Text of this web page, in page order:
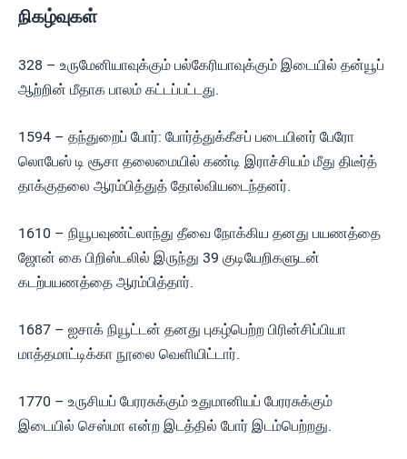
நிகழ்வுகள்
328 – உருமேனியாவுக்கும் பல்கேரியாவுக்கும் இடையில் தன்யூப்
ஆற்றின் மீதாக பாலம் கட்டப்பட்டது.
1594 – தந்துறைப் போர்: போர்த்துக்கீசப் படையினர் பேரோ
லொபேஸ் டி சூசா தலைமையில் கண்டி இராச்சியம் மீது திடீர்த்
தாக்குதலை ஆரம்பித்துத் தோல்வியடைந்தனர்.
1610 – நியூபவுண்ட்லாந்து தீவை நோக்கிய தனது பயணத்தை
ஜோன் கை பிறிஸ்டலில் இருந்து 39 குடியேறிகளுடன்
கடற்பயணத்தை ஆரம்பித்தார்.
1687 – ஐசாக் நியூட்டன் தனது புகழ்பெற்ற பிரின்சிப்பியா
மாத்தமாட்டிக்கா நூலை வெளியிட்டார்.
1770 – உருசியப் பேரரசுக்கும் உதுமானியப் பேரரசுக்கும்
இடையில் செஸ்மா என்ற இடத்தில் போர் இடம்பெற்றது.